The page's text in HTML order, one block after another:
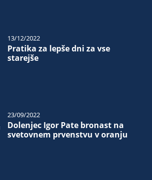
Pratika za lepše dni za vse
starejše
13/12/2022
Dolenjec Igor Pate bronast na
svetovnem prvenstvu v oranju
23/09/2022